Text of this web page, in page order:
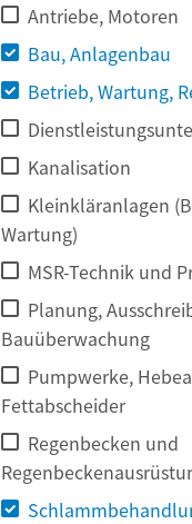
Antriebe, Motoren
Bau, Anlagenbau
Betrieb, Wartung,
Kanalisation
Kleinkläranlagen
Wartung)
MSR-Technik und
Planung,
Bauüberwachung
Pumpwerke,
Fettabscheider
Regenbecken und